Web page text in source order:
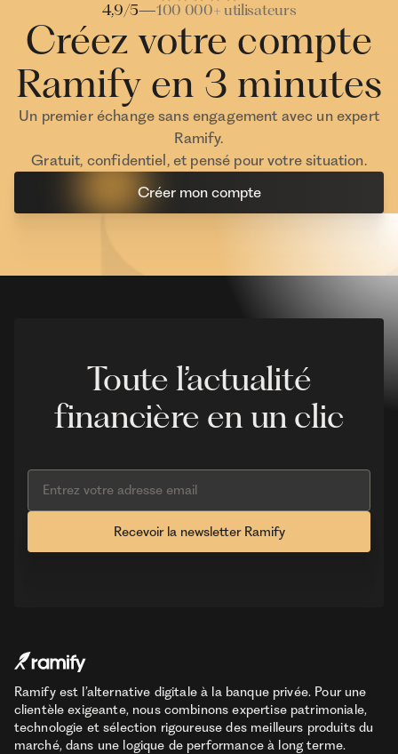
4,9/5—100 000+ utilisateurs
Créez votre compte
Ramify en 3 minutes
Un premier échange sans engagement avec un expert
Ramify.
Gratuit, confidentiel, et pensé pour votre situation.
Créer mon compte
Toute l’actualité
financière en un clic
Ramify est l’alternative digitale à la banque privée. Pour une
clientèle exigeante, nous combinons expertise patrimoniale,
technologie et sélection rigoureuse des meilleurs produits du
marché, dans une logique de performance à long terme.